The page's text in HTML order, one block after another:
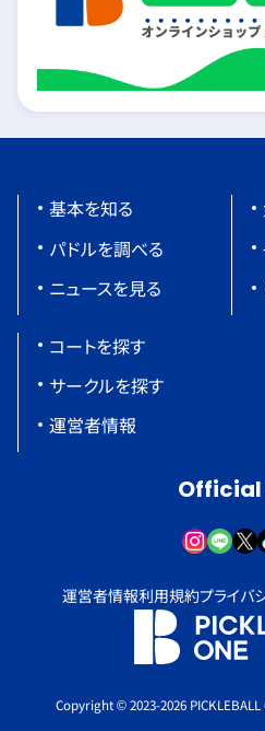
基本を知る
パドルを調べる
ニュースを見る
コートを探す
サークルを探す
運営者情報
Official
運営者情報利用規約プライバ
Copyright © 2023-2026